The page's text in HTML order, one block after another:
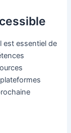
est essentiel de